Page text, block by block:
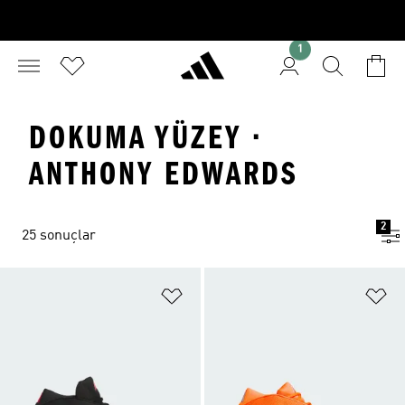
1
DOKUMA YÜZEY ·
ANTHONY EDWARDS
25 sonuçlar
2